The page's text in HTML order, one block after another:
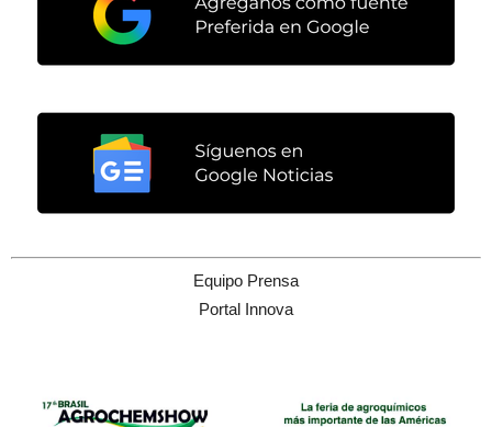
Equipo Prensa
Portal Innova